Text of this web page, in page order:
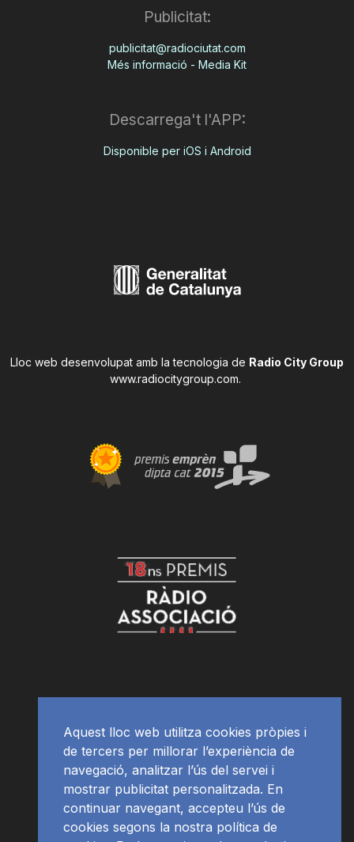
Publicitat:
publicitat@radiociutat.com
Més informació - Media Kit
Descarrega't l'APP:
Disponible per iOS i Android
Lloc web desenvolupat amb la tecnologia de Radio City Group
www.radiocitygroup.com.
Aquest lloc web utilitza cookies pròpies i
de tercers per millorar l’experiència de
navegació, analitzar l’ús del servei i
mostrar publicitat personalitzada. En
continuar navegant, accepteu l’ús de
cookies segons la nostra política de